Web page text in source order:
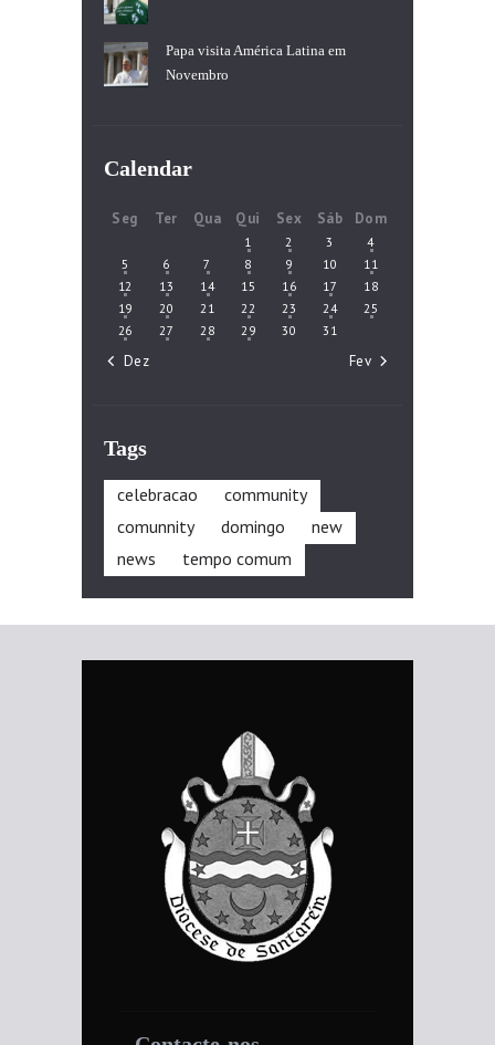
Papa visita América Latina em
Novembro
Calendar
Seg Ter Qua Qui Sex Sáb Dom
1 2 3
4
5
6 7 8 9 10
11
12
13 14 15 16 17
18
19
20 21 22 23 24
25
26
27 28 29 30 31
« Dez Fev »
Tags
celebracao
community
comunnity
domingo
new
news
tempo comum